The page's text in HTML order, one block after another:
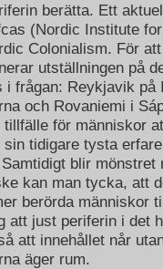
berätta. Ett
(Nordic Institute
Colonialism. För
utställningen på
i frågan: Reykjavik på
och Rovaniemi i
för människor
tidigare tysta
blir mönstret
kan man tycka, att
berörda människor
att just periferin i det
att innehållet når
äger rum.